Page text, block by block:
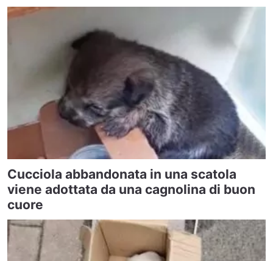
Cucciola abbandonata in una scatola
viene adottata da una cagnolina di buon
cuore